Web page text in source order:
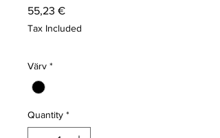
55,23 €Price
Tax Included
Värv *
Quantity *